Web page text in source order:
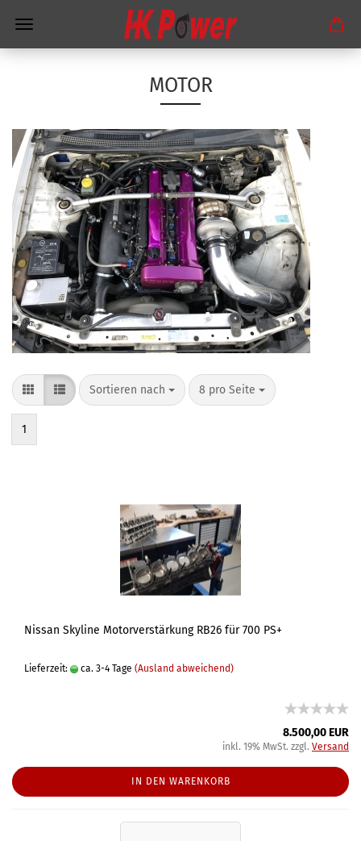
MOTOR
Sortieren nach 8 pro Seite
1
Nissan Skyline Motorverstärkung RB26 für 700 PS+
Lieferzeit: ca. 3-4 Tage (Ausland abweichend)
8.500,00 EUR
inkl. 19% MwSt. zzgl. Versand
IN DEN WARENKORB